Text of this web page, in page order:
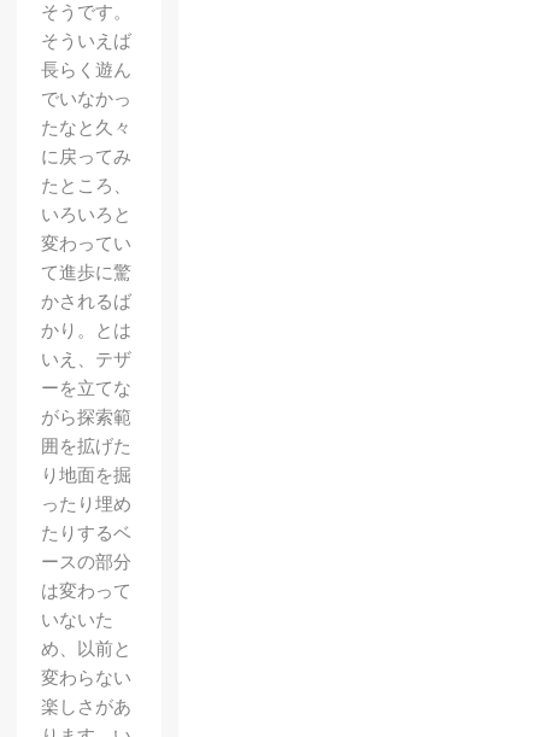
そうです。
そういえば
長らく遊ん
でいなかっ
たなと久々
に戻ってみ
たところ、
いろいろと
変わってい
て進歩に驚
かされるば
かり。とは
いえ、テザ
ーを立てな
がら探索範
囲を拡げた
り地面を掘
ったり埋め
たりするベ
ースの部分
は変わって
いないた
め、以前と
変わらない
楽しさがあ
【アサ
シンク